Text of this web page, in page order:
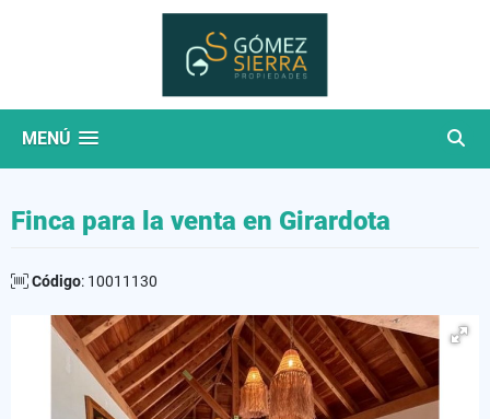
MENÚ
Finca para la venta en Girardota
Código: 10011130